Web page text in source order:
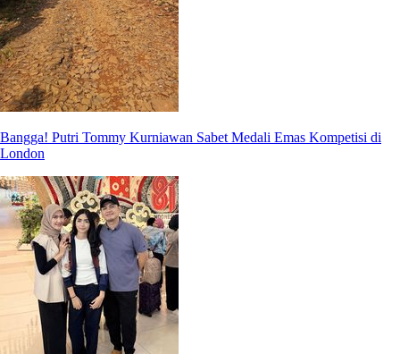
Bangga! Putri Tommy Kurniawan Sabet Medali Emas Kompetisi di
London